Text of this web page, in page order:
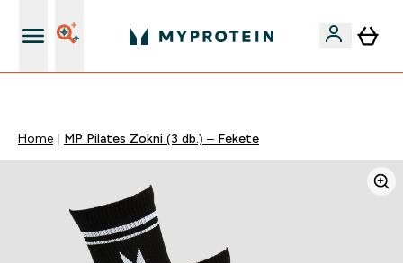
Home MP Pilates Zokni (3 db.) – Fekete